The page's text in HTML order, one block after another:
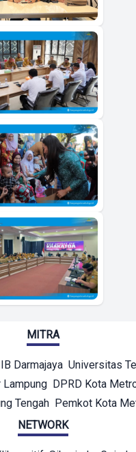
MITRA
IIB Darmajaya Universitas
Lampung DPRD Kota
Tengah Pemkot Kota
NETWORK